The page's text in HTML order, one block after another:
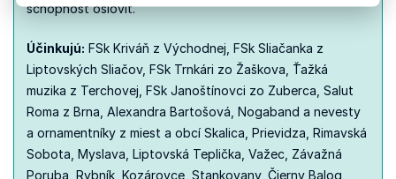
schopnosť osloviť.
Účinkujú: FSk Kriváň z Východnej, FSk Sliačanka z
Liptovských Sliačov, FSk Trnkári zo Žaškova, Ťažká
muzika z Terchovej, FSk Janoštínovci zo Zuberca, Salut
Roma z Brna, Alexandra Bartošová, Nogaband a nevesty
a ornamentníky z miest a obcí Skalica, Prievidza, Rimavská
Sobota, Myslava, Liptovská Teplička, Važec, Závažná
Poruba, Rybník, Kozárovce, Stankovany, Čierny Balog,